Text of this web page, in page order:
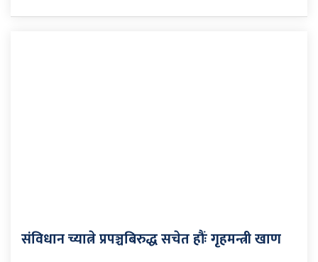
संविधान च्यात्ने प्रपञ्चबिरुद्ध सचेत हौंः गृहमन्त्री खाण